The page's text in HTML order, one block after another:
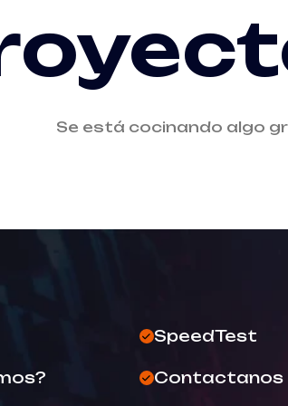
Se está cocinando algo
SpeedTest
Contactanos